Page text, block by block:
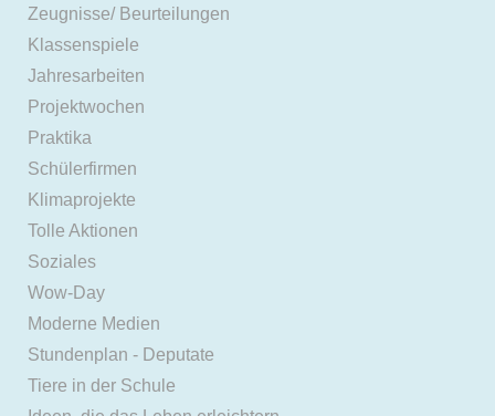
Zeugnisse/ Beurteilungen
Klassenspiele
Jahresarbeiten
Projektwochen
Praktika
Schülerfirmen
Klimaprojekte
Tolle Aktionen
Soziales
Wow-Day
Moderne Medien
Stundenplan - Deputate
Tiere in der Schule